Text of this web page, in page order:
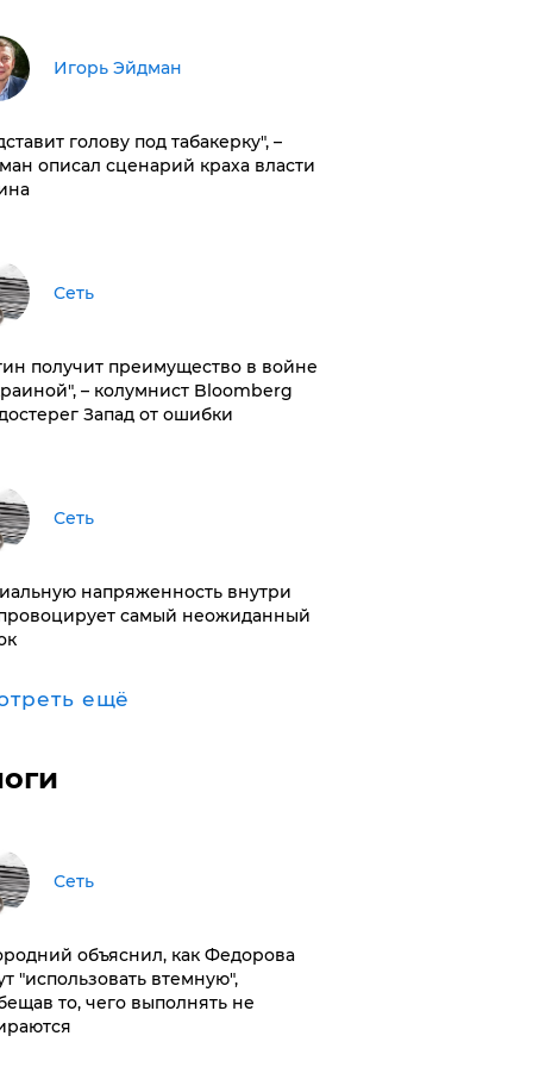
Игорь Эйдман
голову под табакерку", –
описал сценарий краха власти
Сеть
получит преимущество в войне
– колумнист Bloomberg
Запад от ошибки
Сеть
напряженность внутри
самый неожиданный
ещё
Сеть
объяснил, как Федорова
"использовать втемную",
то, чего выполнять не